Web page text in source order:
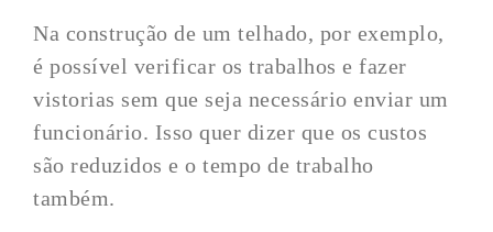
Na construção de um telhado, por exemplo,
é possível verificar os trabalhos e fazer
vistorias sem que seja necessário enviar um
funcionário. Isso quer dizer que os custos
são reduzidos e o tempo de trabalho
também.